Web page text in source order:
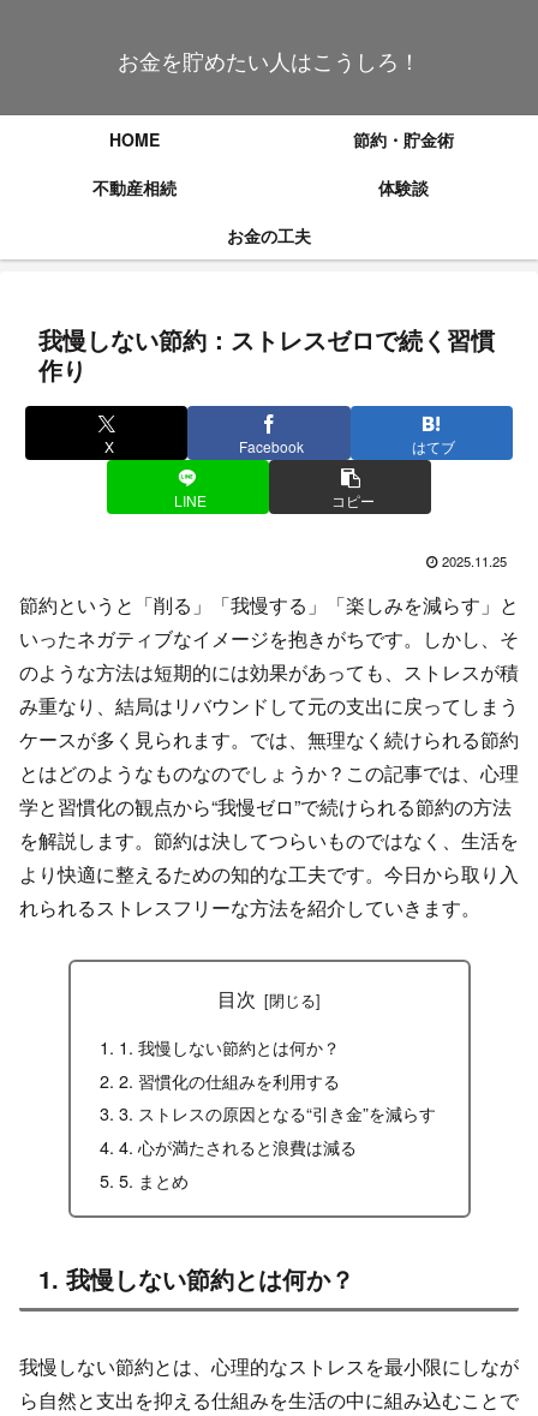
お金を貯めたい人はこうしろ！
HOME
節約・貯金術
不動産相続
体験談
お金の工夫
我慢しない節約：ストレスゼロで続く習慣
作り
X Facebook はてブ
LINE コピー
2025.11.25
節約というと「削る」「我慢する」「楽しみを減らす」と
いったネガティブなイメージを抱きがちです。しかし、そ
のような方法は短期的には効果があっても、ストレスが積
み重なり、結局はリバウンドして元の支出に戻ってしまう
ケースが多く見られます。では、無理なく続けられる節約
とはどのようなものなのでしょうか？この記事では、心理
学と習慣化の観点から“我慢ゼロ”で続けられる節約の方法
を解説します。節約は決してつらいものではなく、生活を
より快適に整えるための知的な工夫です。今日から取り入
れられるストレスフリーな方法を紹介していきます。
目次
1. 我慢しない節約とは何か？
2. 習慣化の仕組みを利用する
3. ストレスの原因となる“引き金”を減らす
4. 心が満たされると浪費は減る
5. まとめ
1. 我慢しない節約とは何か？
我慢しない節約とは、心理的なストレスを最小限にしなが
ら自然と支出を抑える仕組みを生活の中に組み込むことで